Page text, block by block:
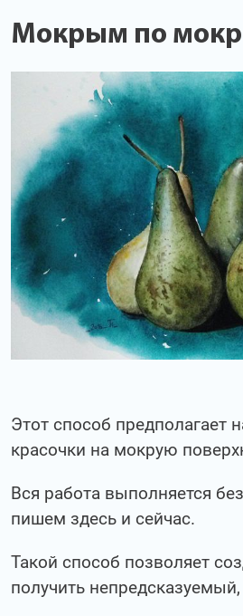
Мокрым по
Этот способ предполагает
красочки на мокрую
Вся работа выполняется
пишем здесь и сейчас.
Такой способ позволяет
получить непредсказуемый,